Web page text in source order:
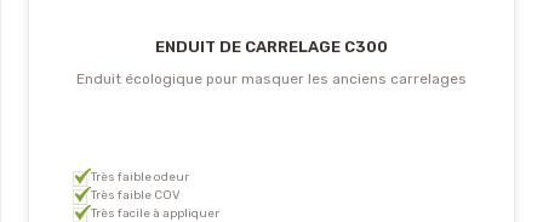
ENDUIT DE CARRELAGE C300
Enduit écologique pour masquer les anciens carrelages
Très faible odeur
Très faible COV
Très facile à appliquer